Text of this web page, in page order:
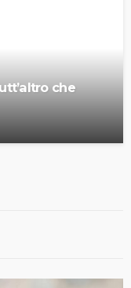
che